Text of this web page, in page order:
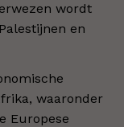
wordt
en
waaronder
Europese